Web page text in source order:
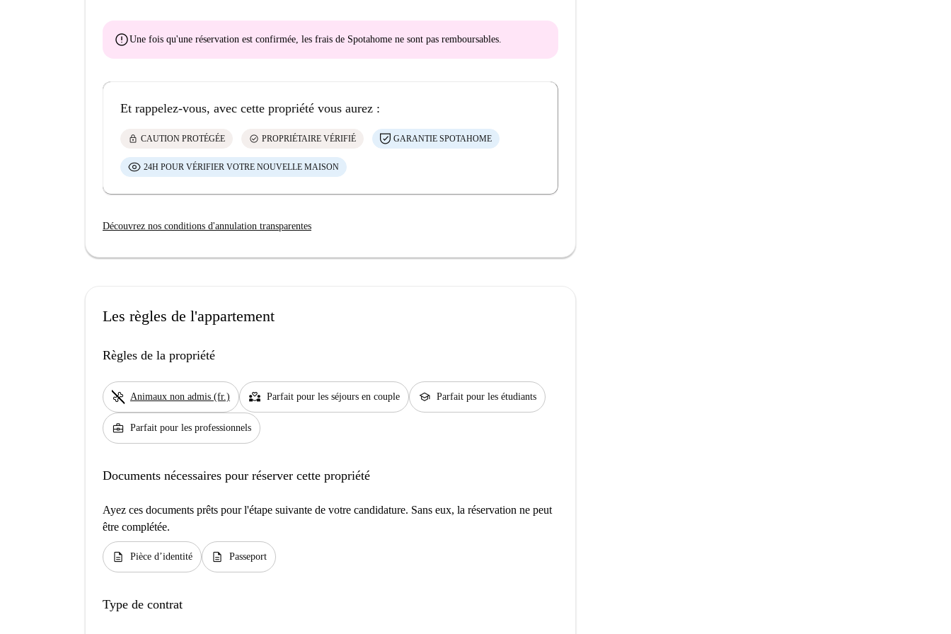
errorUne fois qu'une réservation est confirmée, les frais de Spotahome ne sont pas remboursables.
Et rappelez-vous, avec cette propriété vous aurez :
lock CAUTION PROTÉGÉE check_circle PROPRIÉTAIRE VÉRIFIÉ GARANTIE SPOTAHOME
24H POUR VÉRIFIER VOTRE NOUVELLE MAISON
Découvrez nos conditions d'annulation transparentes
Les règles de l'appartement
Règles de la propriété
pet_supplies Animaux non admis (fr.) partner_heart Parfait pour les séjours en couple school Parfait pour les étudiants
business_center Parfait pour les professionnels
Documents nécessaires pour réserver cette propriété
Ayez ces documents prêts pour l'étape suivante de votre candidature. Sans eux, la réservation ne peut
être complétée.
description Pièce d’identité description Passeport
Type de contrat